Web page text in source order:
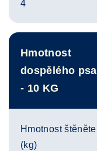
4
Hmotnost
dospělého psa
- 10 KG
Hmotnost štěněte
(kg)